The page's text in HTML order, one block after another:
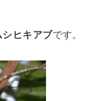
シヒキアブです。